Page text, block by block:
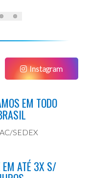
Instagram
EM TODO
SEDEX
EM ATÉ 3X S/